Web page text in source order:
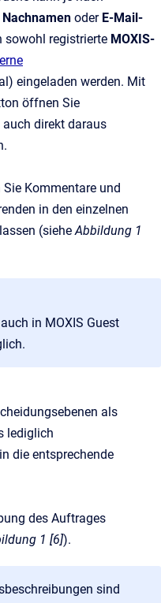
Nachnamen oder E-Mail-
sowohl registrierte MOXIS-
eingeladen werden. Mit
öffnen Sie
auch direkt daraus
Kommentare und
in den einzelnen
(sieheAbbildung 1
in MOXIS Guest
als
lediglich
die entsprechende
des Auftrages
1 [6]).
sind